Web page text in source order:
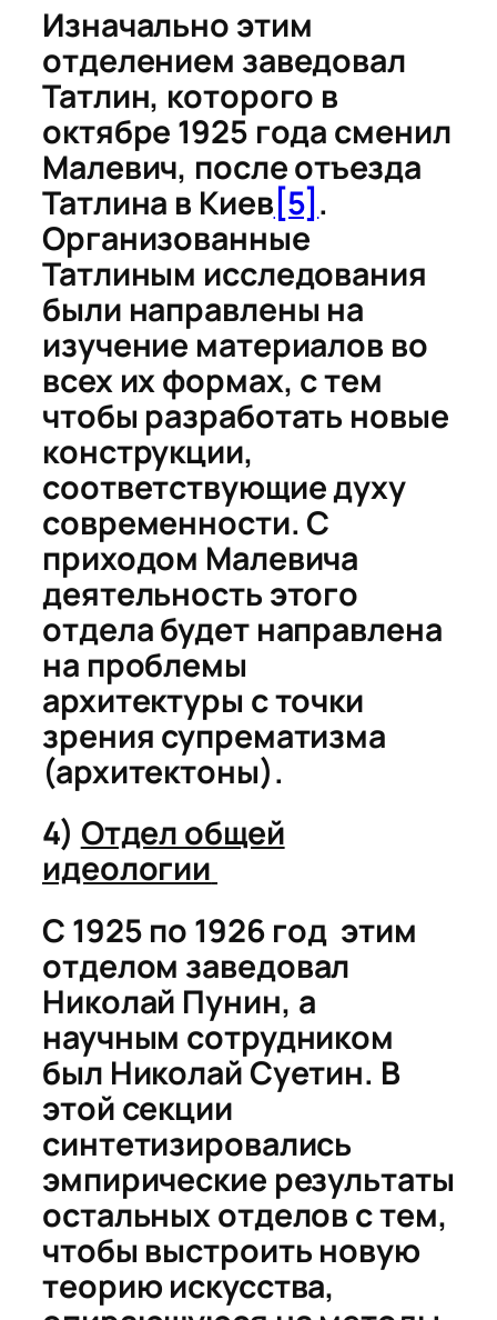
Изначально этим
отделением заведовал
Татлин, которого в
октябре 1925 года сменил
Малевич, после отъезда
Татлина в Киев [5] .
Организованные
Татлиным исследования
были направлены на
изучение материалов во
всех их формах, с тем
чтобы разработать новые
конструкции,
соответствующие духу
современности. С
приходом Малевича
деятельность этого
отдела будет направлена
на проблемы
архитектуры с точки
зрения супрематизма
(архитектоны).
4) Отдел общей
идеологии
С 1925 по 1926 год этим
отделом заведовал
Николай Пунин, а
научным сотрудником
был Николай Суетин. В
этой секции
синтетизировались
эмпирические результаты
остальных отделов с тем,
чтобы выстроить новую
теорию искусства,